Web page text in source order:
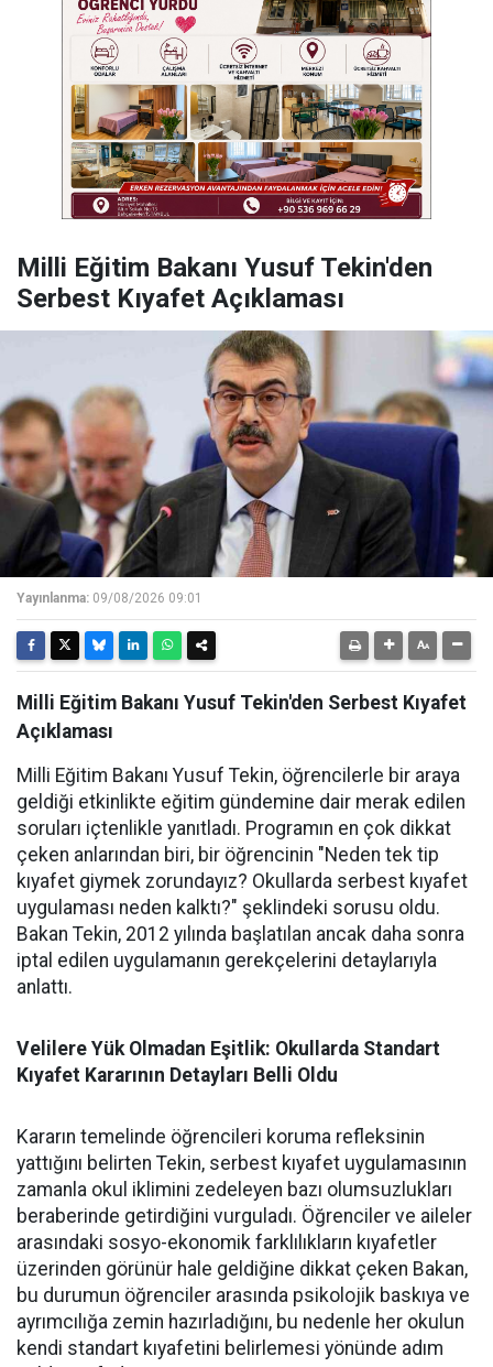
Milli Eğitim Bakanı Yusuf Tekin'den
Serbest Kıyafet Açıklaması
Yayınlanma: 09/08/2026 09:01
Milli Eğitim Bakanı Yusuf Tekin'den Serbest Kıyafet
Açıklaması
Milli Eğitim Bakanı Yusuf Tekin, öğrencilerle bir araya
geldiği etkinlikte eğitim gündemine dair merak edilen
soruları içtenlikle yanıtladı. Programın en çok dikkat
çeken anlarından biri, bir öğrencinin "Neden tek tip
kıyafet giymek zorundayız? Okullarda serbest kıyafet
uygulaması neden kalktı?" şeklindeki sorusu oldu.
Bakan Tekin, 2012 yılında başlatılan ancak daha sonra
iptal edilen uygulamanın gerekçelerini detaylarıyla
anlattı.
Velilere Yük Olmadan Eşitlik: Okullarda Standart
Kıyafet Kararının Detayları Belli Oldu
Kararın temelinde öğrencileri koruma refleksinin
yattığını belirten Tekin, serbest kıyafet uygulamasının
zamanla okul iklimini zedeleyen bazı olumsuzlukları
beraberinde getirdiğini vurguladı. Öğrenciler ve aileler
arasındaki sosyo-ekonomik farklılıkların kıyafetler
üzerinden görünür hale geldiğine dikkat çeken Bakan,
bu durumun öğrenciler arasında psikolojik baskıya ve
ayrımcılığa zemin hazırladığını, bu nedenle her okulun
kendi standart kıyafetini belirlemesi yönünde adım